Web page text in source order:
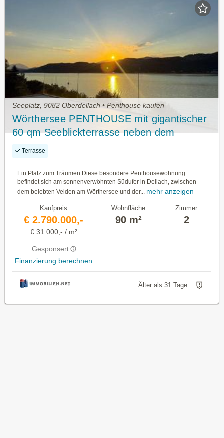
Seeplatz, 9082 Oberdellach • Penthouse kaufen
Wörthersee PENTHOUSE mit gigantischer
60 qm Seeblickterrasse neben dem
begehrten Golfplatz DELLACH
Terrasse
Ein Platz zum Träumen.Diese besondere Penthousewohnung
befindet sich am sonnenverwöhnten Südufer in Dellach, zwischen
dem belebten Velden am Wörthersee und der... mehr anzeigen
Kaufpreis
€ 2.790.000,-
€ 31.000,- / m²
Gesponsert
Finanzierung berechnen
Wohnfläche
90 m²
Zimmer
2
Älter als 31 Tage